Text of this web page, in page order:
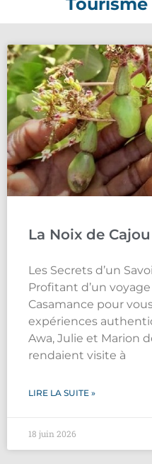
La Noix de
Les Secrets d’un
Profitant d’un
Casamance pour
expériences
Awa, Julie et Marion
rendaient visite à
LIRE LA SUITE »
18 juin 2026